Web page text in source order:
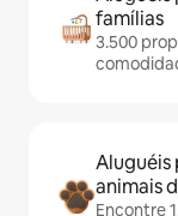
famílias
3.500
animais
Encontre